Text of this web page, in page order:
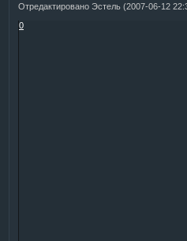
Отредактировано Эстель (2007-06-12
0